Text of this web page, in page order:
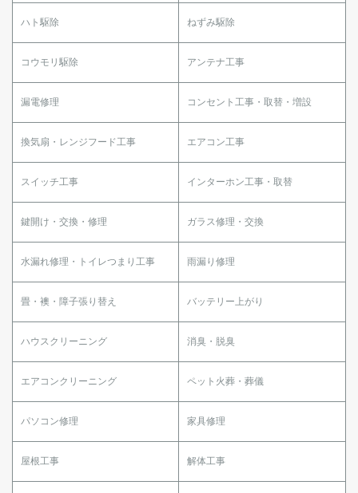
ハト駆除 ねずみ駆除
コウモリ駆除 アンテナ工事
漏電修理 コンセント工事・取替・増設
換気扇・レンジフード工事 エアコン工事
スイッチ工事 インターホン工事・取替
鍵開け・交換・修理 ガラス修理・交換
水漏れ修理・トイレつまり工事 雨漏り修理
畳・襖・障子張り替え バッテリー上がり
ハウスクリーニング 消臭・脱臭
エアコンクリーニング ペット火葬・葬儀
パソコン修理 家具修理
屋根工事 解体工事